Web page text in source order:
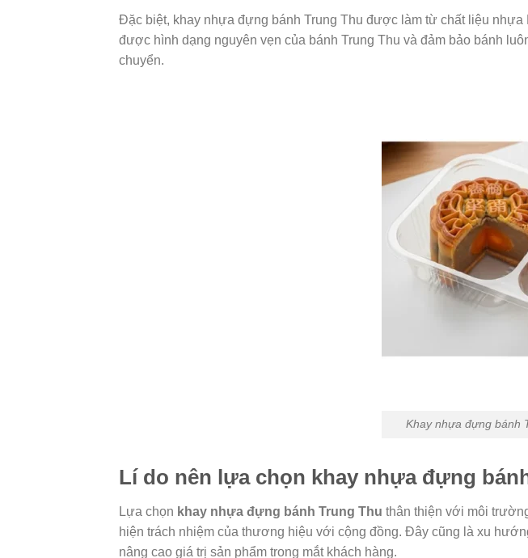
Đặc biệt, khay nhựa đựng bánh Trung Thu được làm từ chất liệu
được hình dạng nguyên vẹn của bánh Trung Thu và đảm bảo bánh
chuyển.
Khay nhựa đựng bánh
Lí do nên lựa chọn khay nhựa đựng
Lựa chọn khay nhựa đựng bánh Trung Thu thân thiện với môi
hiện trách nhiệm của thương hiệu với cộng đồng. Đây cũng là xu
nâng cao giá trị sản phẩm trong mắt khách hàng.